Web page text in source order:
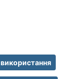
використання